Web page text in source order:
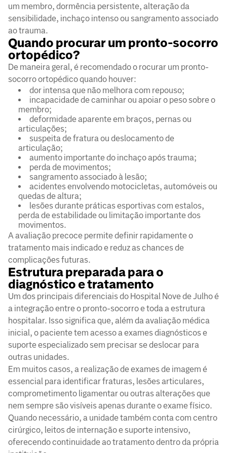
um membro, dormência persistente, alteração da
sensibilidade, inchaço intenso ou sangramento associado
ao trauma.
Quando procurar um pronto-socorro
ortopédico?
De maneira geral, é recomendado o rocurar um pronto-
socorro ortopédico quando houver:
dor intensa que não melhora com repouso;
incapacidade de caminhar ou apoiar o peso sobre o
membro;
deformidade aparente em braços, pernas ou
articulações;
suspeita de fratura ou deslocamento de
articulação;
aumento importante do inchaço após trauma;
perda de movimentos;
sangramento associado à lesão;
acidentes envolvendo motocicletas, automóveis ou
quedas de altura;
lesões durante práticas esportivas com estalos,
perda de estabilidade ou limitação importante dos
movimentos.
A avaliação precoce permite definir rapidamente o
tratamento mais indicado e reduz as chances de
complicações futuras.
Estrutura preparada para o
diagnóstico e tratamento
Um dos principais diferenciais do Hospital Nove de Julho é
a integração entre o pronto-socorro e toda a estrutura
hospitalar. Isso significa que, além da avaliação médica
inicial, o paciente tem acesso a exames diagnósticos e
suporte especializado sem precisar se deslocar para
outras unidades.
Em muitos casos, a realização de exames de imagem é
essencial para identificar fraturas, lesões articulares,
comprometimento ligamentar ou outras alterações que
nem sempre são visíveis apenas durante o exame físico.
Quando necessário, a unidade também conta com centro
cirúrgico, leitos de internação e suporte intensivo,
oferecendo continuidade ao tratamento dentro da própria